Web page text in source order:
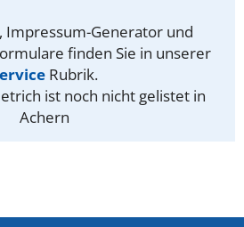
Impressum-Generator und
finden Sie in unserer
Rubrik.
ist noch nicht gelistet in
Achern